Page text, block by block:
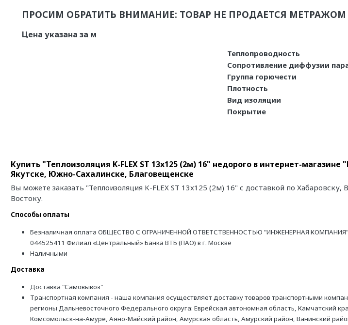
ПРОСИМ ОБРАТИТЬ ВНИМАНИЕ: ТОВАР НЕ ПРОДАЕТСЯ МЕТРАЖОМ
Цена указана за м
Теплопроводность
Сопротивление диффузии
Группа горючести
Плотность
Вид изоляции
Покрытие
Купить "Теплоизоляция K-FLEX ST 13x125 (2м) 16" недорого в интернет-
Якутске, Южно-Сахалинске, Благовещенске
Вы можете заказать "Теплоизоляция K-FLEX ST 13x125 (2м) 16" с доставкой по
Востоку.
Способы оплаты
Безналичная оплата ОБЩЕСТВО С ОГРАНИЧЕННОЙ ОТВЕТСТВЕННОСТЬЮ "ИНЖЕНЕРНАЯ КОМПАНИЯ"
044525411 Филиал «Центральный» Банка ВТБ (ПАО) в г. Москве
Наличными
Доставка
Доставка "Самовывоз"
Транспортная компания - наша компания осуществляет доставку товаров транспортными
регионы Дальневосточного Федерального округа: Еврейская автономная область, Камчатский
Комсомольск-на-Амуре, Аяно-Майский район, Амурская область, Амурский район, Ванинский